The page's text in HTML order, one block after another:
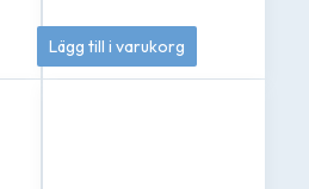
1 049kr
Lägg till i varukorg